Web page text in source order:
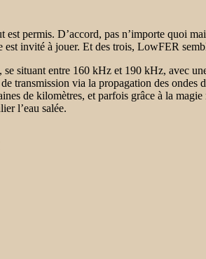
permis. D’accord, pas n’importe quoi
invité à jouer. Et des trois, LowFER
situant entre 160 kHz et 190 kHz, avec
transmission via la propagation des
de kilomètres, et parfois grâce à la
l’eau salée.